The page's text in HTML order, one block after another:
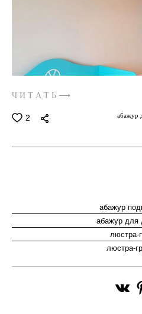
Ч И Т А Т Ь ⟶
2 абажур
абажур
абажур для
люстра-
люстра-